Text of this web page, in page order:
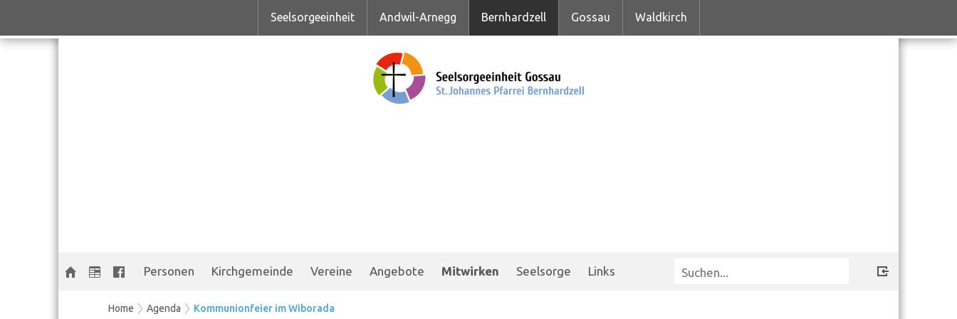
Seelsorgeeinheit Andwil-Arnegg Bernhardzell Gossau Waldkirch
Personen Kirchgemeinde Vereine Angebote Mitwirken Seelsorge Links
Home Agenda Kommunionfeier im Wiborada